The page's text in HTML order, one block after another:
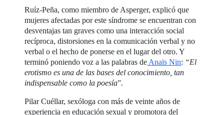
Ruíz-Peña, como miembro de Asperger, explicó que
mujeres afectadas por este síndrome se encuentran con
desventajas tan graves como una interacción social
recíproca, distorsiones en la comunicación verbal y no
verbal o el hecho de ponerse en el lugar del otro. Y
terminó poniendo voz a las palabras de Anaïs Nin: “El
erotismo es una de las bases del conocimiento, tan
indispensable como la poesía”.
Pilar Cuéllar, sexóloga con más de veinte años de
experiencia en educación sexual y promotora del